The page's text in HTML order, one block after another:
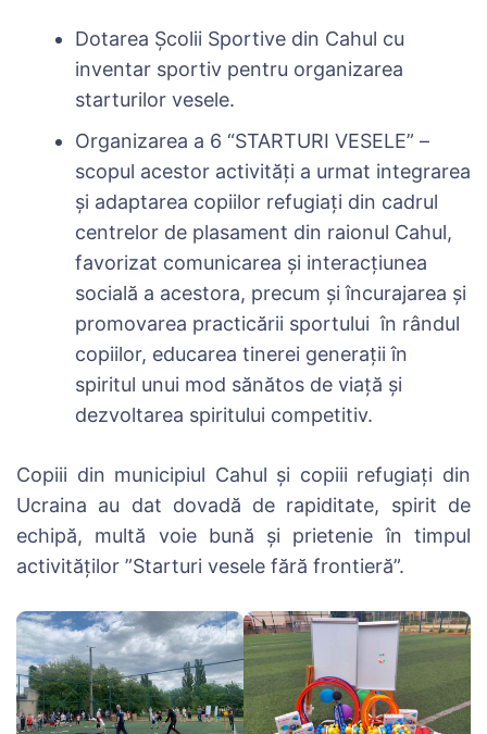
Dotarea Școlii Sportive din Cahul cu
inventar sportiv pentru organizarea
starturilor vesele.
Organizarea a 6 “STARTURI VESELE” –
scopul acestor activități a urmat integrarea
și adaptarea copiilor refugiați din cadrul
centrelor de plasament din raionul Cahul,
favorizat comunicarea și interacțiunea
socială a acestora, precum și încurajarea și
promovarea practicării sportului în rândul
copiilor, educarea tinerei generaţii în
spiritul unui mod sănătos de viaţă și
dezvoltarea spiritului competitiv.
Copiii din municipiul Cahul și copiii refugiați din
Ucraina au dat dovadă de rapiditate, spirit de
echipă, multă voie bună și prietenie în timpul
activităților ”Starturi vesele fără frontieră”.